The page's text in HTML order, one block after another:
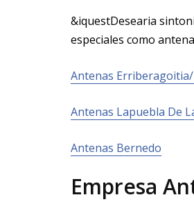
&iquestDesearia
especiales como
Antenas
Antenas Lapuebla De
Antenas Bernedo
Empresa